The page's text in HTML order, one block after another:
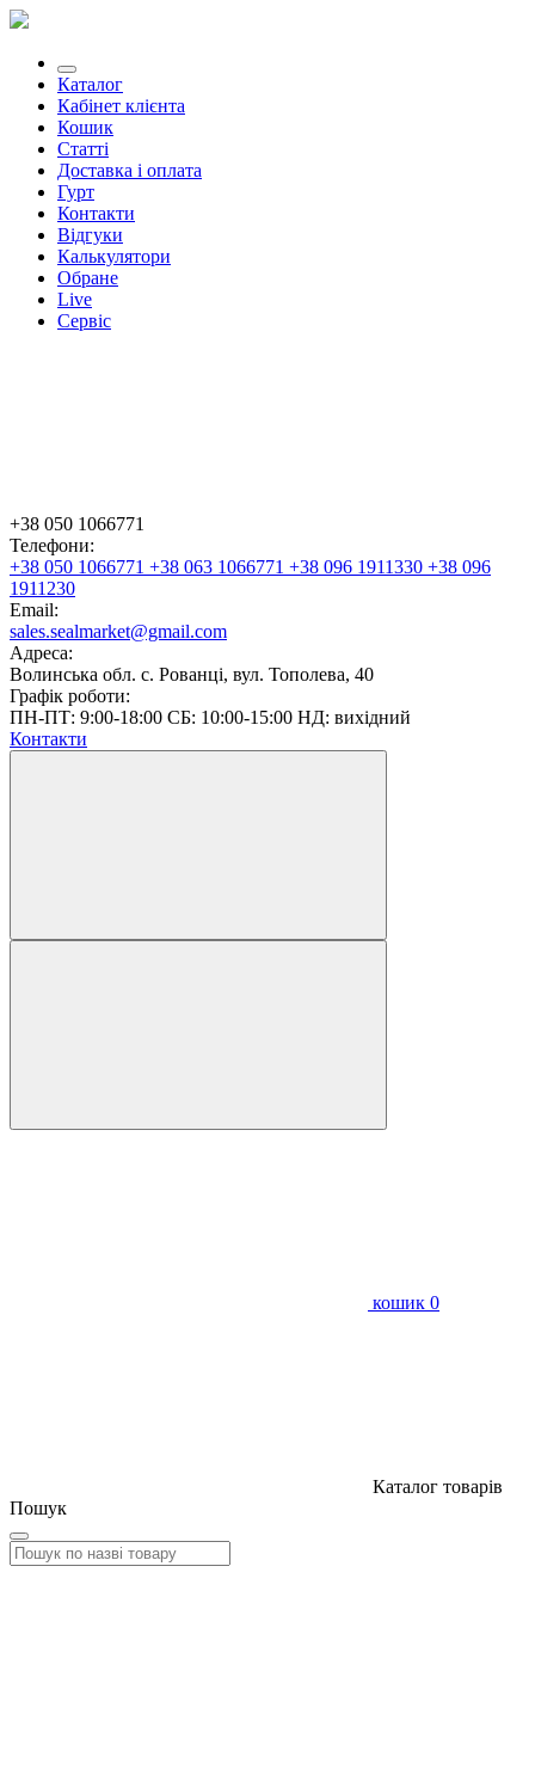
Каталог
Кабінет клієнта
Кошик
Статті
Доставка і оплата
Гурт
Контакти
Відгуки
Калькулятори
Обране
Live
Сервіс
+38 050 1066771
Телефони:
+38 050 1066771 +38 063 1066771 +38 096 1911330 +38 096
1911230
Email:
sales.sealmarket@gmail.com
Адреса:
Волинська обл. с. Рованці, вул. Тополева, 40
Графік роботи:
ПН-ПТ: 9:00-18:00 СБ: 10:00-15:00 НД: вихідний
Контакти
кошик 0
Каталог товарів
Пошук